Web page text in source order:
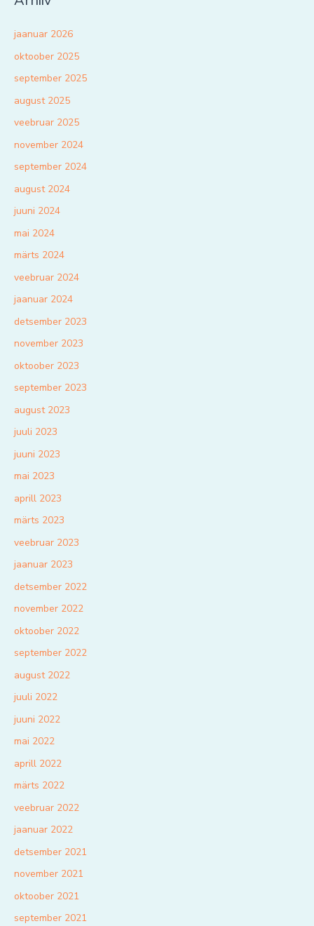
jaanuar 2026
oktoober 2025
september 2025
august 2025
veebruar 2025
november 2024
september 2024
august 2024
juuni 2024
mai 2024
märts 2024
veebruar 2024
jaanuar 2024
detsember 2023
november 2023
oktoober 2023
september 2023
august 2023
juuli 2023
juuni 2023
mai 2023
aprill 2023
märts 2023
veebruar 2023
jaanuar 2023
detsember 2022
november 2022
oktoober 2022
september 2022
august 2022
juuli 2022
juuni 2022
mai 2022
aprill 2022
märts 2022
veebruar 2022
jaanuar 2022
detsember 2021
november 2021
oktoober 2021
september 2021